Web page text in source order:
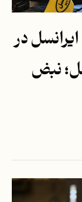
در
۱۴۰۴ ایرانسل؛ نبض